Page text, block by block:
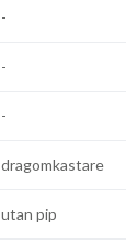
-
-
-
dragomkastare
utan pip